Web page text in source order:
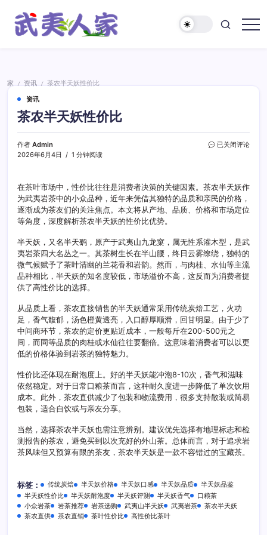
家
家 / 资讯 /
茶农半天妖性价比
资讯
茶农半天妖性价比
作者 Admin
2026年6月4日
1 分钟阅读
茶
妖
性
价
比
已关闭评论
在茶叶市场中，性价比往往是消费者决策的关键因素。茶农半天妖作
为武夷岩茶中的小众品种，近年来凭借其独特的品质和亲民的价格，
逐渐成为茶友们的关注焦点。本文将从产地、品质、价格和市场定位
等角度，深度解析茶农半天妖的性价比优势。
半天妖，又名半天鹞，原产于武夷山九龙窠，属无性系灌木型，是武
夷岩茶四大名丛之一。其茶树生长在半山腰，终日云雾缭绕，独特的
微气候赋予了茶叶清幽的兰花香和岩韵。然而，与肉桂、水仙等主流
品种相比，半天妖的知名度较低，市场溢价不高，这反而为消费者提
供了高性价比的选择。
从品质上看，茶农直接销售的半天妖通常采用传统炭焙工艺，火功
足，香气馥郁，汤色橙黄透亮，入口醇厚顺滑，回甘明显。由于少了
中间商环节，茶农的定价更贴近成本，一般每斤在200-500元之
间，而同等品质的肉桂或水仙往往要翻倍。这意味着消费者可以以更
低的价格体验到岩茶的独特魅力。
性价比还体现在耐泡度上。好的半天妖能冲泡8-10次，香气和滋味
依然稳定。对于日常口粮茶而言，这种耐久度进一步降低了单次饮用
成本。此外，茶农直供减少了包装和物流费用，很多支持散装或简易
包装，适合自饮或与亲友分享。
当然，选择茶农半天妖也需注意辨别。建议优先选择有地理标志和检
测报告的茶农，避免买到以次充好的外山茶。总体而言，对于追求岩
茶风味但又预算有限的茶友，茶农半天妖是一款不容错过的宝藏茶。
标签： 传统炭焙 半天妖价格 半天妖口感 半天妖品质
半天妖品鉴
半天妖性价比
半天妖耐泡度 半天妖评测 半天妖香气
口粮茶
小众岩茶
岩茶推荐 岩茶选购 武夷山半天妖 武夷岩茶
茶农半天妖
茶农直供
茶农直销 茶叶性价比 高性价比茶叶